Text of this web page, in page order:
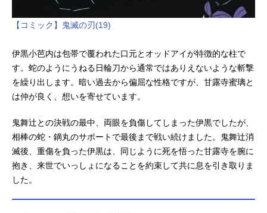
【コミック】鬼滅の刃(19)
伊黒小芭内は包帯で覆われた口元とオッドアイが特徴的な柱で
す。蛇のようにうねる日輪刀から通常ではありえないような斬撃
を繰り出します。暗い過去から偏屈な性格ですが、甘露寺蜜璃と
は仲が良く、想いを寄せています。
鬼舞辻との決戦の最中、両眼を負傷してしまった伊黒でしたが、
相棒の蛇・鏑丸のサポートで最後まで戦い続けました。鬼舞辻消
滅後、重傷を負った伊黒は、同じように死を悟った甘露寺を腕に
抱き、来世でいっしょになることを約束して共に息を引き取りま
した。